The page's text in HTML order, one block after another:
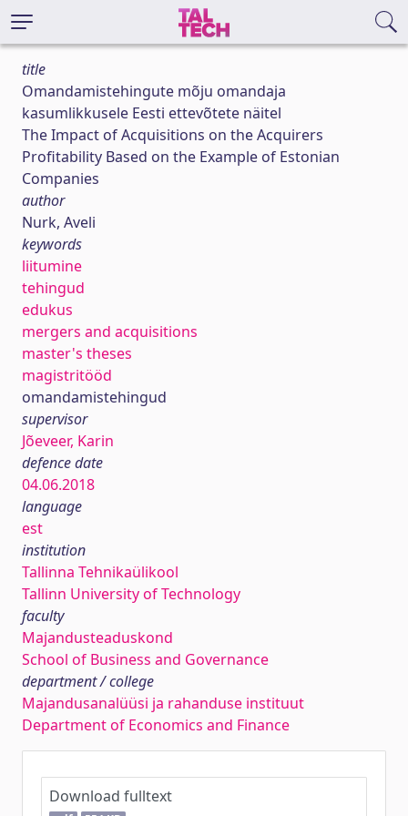
title
Omandamistehingute mõju omandaja
kasumlikkusele Eesti ettevõtete näitel
The Impact of Acquisitions on the Acquirers
Profitability Based on the Example of Estonian
Companies
author
Nurk, Aveli
keywords
liitumine
tehingud
edukus
mergers and acquisitions
master's theses
magistritööd
omandamistehingud
supervisor
Jõeveer, Karin
defence date
04.06.2018
language
est
institution
Tallinna Tehnikaülikool
Tallinn University of Technology
faculty
Majandusteaduskond
School of Business and Governance
department / college
Majandusanalüüsi ja rahanduse instituut
Department of Economics and Finance
Download fulltext